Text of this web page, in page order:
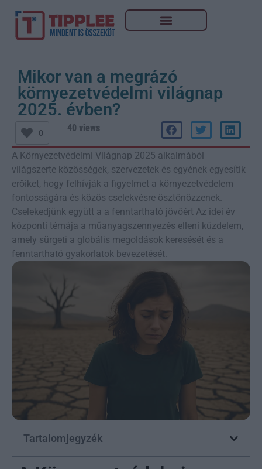
Mikor van a megrázó
környezetvédelmi világnap
2025. évben?
0 40 views
A Környezetvédelmi Világnap 2025 alkalmából
világszerte közösségek, szervezetek és egyének egyesítik
erőiket, hogy felhívják a figyelmet a környezetvédelem
fontosságára és közös cselekvésre ösztönözzenek.
Cselekedjünk együtt a a fenntartható jövőért Az idei év
központi témája a műanyagszennyezés elleni küzdelem,
amely sürgeti a globális megoldások keresését és a
fenntartható gyakorlatok bevezetését.
Tartalomjegyzék